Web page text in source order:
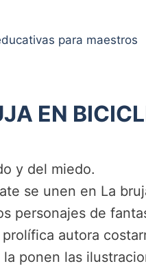
para maestros
EN
y del miedo.
se unen en La
personajes de
autora
ponen las